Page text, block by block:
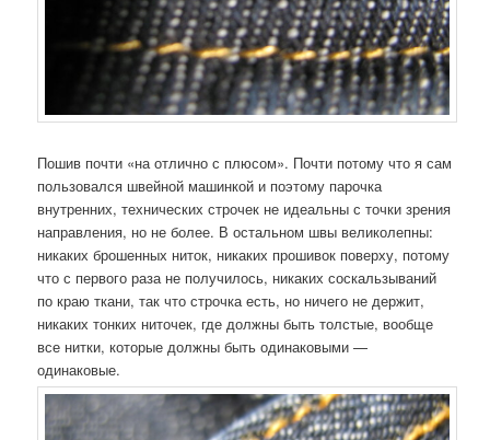
Пошив почти «на отлично с плюсом». Почти потому что я сам
пользовался швейной машинкой и поэтому парочка
внутренних, технических строчек не идеальны с точки зрения
направления, но не более. В остальном швы великолепны:
никаких брошенных ниток, никаких прошивок поверху, потому
что с первого раза не получилось, никаких соскальзываний
по краю ткани, так что строчка есть, но ничего не держит,
никаких тонких ниточек, где должны быть толстые, вообще
все нитки, которые должны быть одинаковыми —
одинаковые.